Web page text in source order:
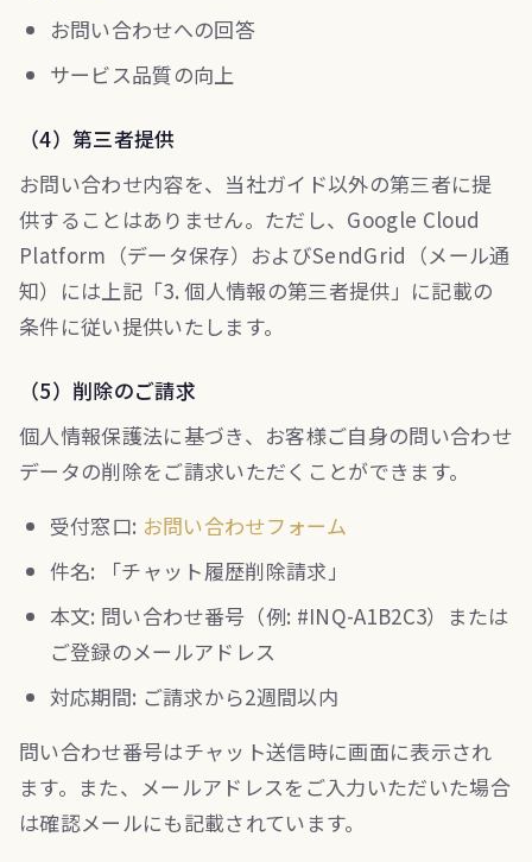
お問い合わせへの回答
サービス品質の向上
（4）第三者提供
お問い合わせ内容を、当社ガイド以外の第三者に提
供することはありません。ただし、Google Cloud
Platform（データ保存）およびSendGrid（メール通
知）には上記「3. 個人情報の第三者提供」に記載の
条件に従い提供いたします。
（5）削除のご請求
個人情報保護法に基づき、お客様ご自身の問い合わせ
データの削除をご請求いただくことができます。
受付窓口: お問い合わせフォーム
件名: 「チャット履歴削除請求」
本文: 問い合わせ番号（例: #INQ-A1B2C3）または
ご登録のメールアドレス
対応期間: ご請求から2週間以内
問い合わせ番号はチャット送信時に画面に表示され
ます。また、メールアドレスをご入力いただいた場合
は確認メールにも記載されています。